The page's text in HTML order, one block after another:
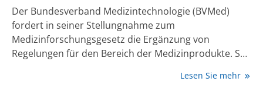
Der Bundesverband Medizintechnologie (BVMed)
fordert in seiner Stellungnahme zum
Medizinforschungsgesetz die Ergänzung von
Regelungen für den Bereich der Medizinprodukte. So
werden – und damit der Medizintechnik-Lesen Sie mehr